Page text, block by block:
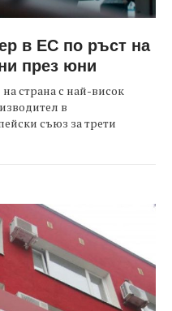
в ЕС по ръст на
през юни
страна с най-висок
в
съюз за трети